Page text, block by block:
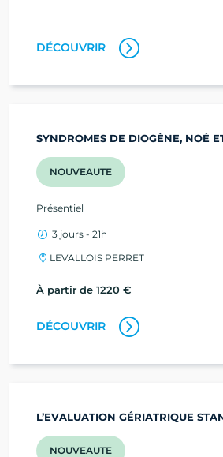
DÉCOUVRIR
SYNDROMES DE DIOGÈNE, NOÉ
NOUVEAUTE
Présentiel
3 jours - 21h
LEVALLOIS PERRET
À partir de 1220 €
DÉCOUVRIR
L’EVALUATION GÉRIATRIQUE
NOUVEAUTE